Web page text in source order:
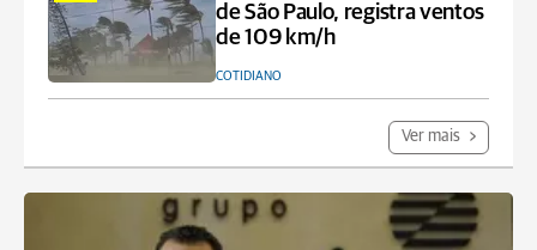
de São Paulo, registra ventos
de 109 km/h
COTIDIANO
Ver mais